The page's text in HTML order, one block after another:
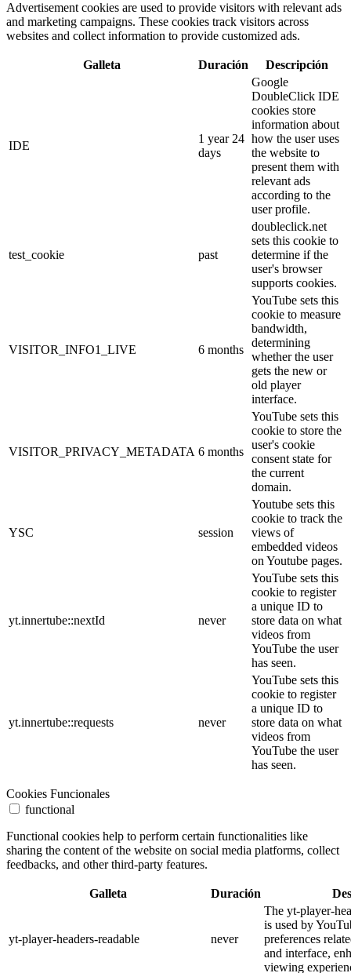
Advertisement cookies are used to provide visitors with relevant ads
and marketing campaigns. These cookies track visitors across
websites and collect information to provide customized ads.
Galleta Duración Descripción
IDE
1 year 24
days
Google
DoubleClick IDE
cookies store
information about
how the user uses
the website to
present them with
relevant ads
according to the
user profile.
test_cookie past
doubleclick.net
sets this cookie to
determine if the
user's browser
supports cookies.
VISITOR_INFO1_LIVE 6 months
YouTube sets this
cookie to measure
bandwidth,
determining
whether the user
gets the new or
old player
interface.
VISITOR_PRIVACY_METADATA 6 months
YouTube sets this
cookie to store the
user's cookie
consent state for
the current
domain.
YSC session
Youtube sets this
cookie to track the
views of
embedded videos
on Youtube pages.
yt.innertube::nextId never
YouTube sets this
cookie to register
a unique ID to
store data on what
videos from
YouTube the user
has seen.
yt.innertube::requests never
YouTube sets this
cookie to register
a unique ID to
store data on what
videos from
YouTube the user
has seen.
Cookies Funcionales
functional
Functional cookies help to perform certain functionalities like
sharing the content of the website on social media platforms, collect
feedbacks, and other third-party features.
Galleta Duración
yt-player-headers-readable never
The yt-player-
is used by
preferences
and interface,
viewing